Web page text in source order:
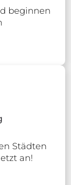
beginnen
Städten
an!